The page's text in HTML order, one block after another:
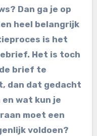
Dan ga je op
heel belangrijk
is het
Het is toch
brief te
dan dat gedacht
wat kun je
moet een
voldoen?